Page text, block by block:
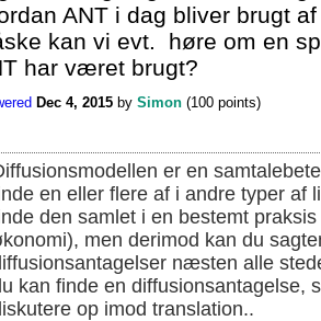
ANT i dag bliver brugt
kan vi evt. høre om en
har været brugt?
Dec 4, 2015 by Simon (100 points)
er en
en eller flere af i andre typer af
den samlet i en bestemt
men derimod kan du
næsten alle
kan finde en diffusionsantagelse,
op imod translation..